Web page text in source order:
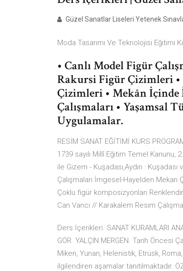
Güzel Sanatlar Liseleri Yetenek
Moda Tasarımı Ve Teknolojisi Eğitimi
• Canlı Model Figür
Rakursi Figür Çizimleri •
Çizimleri • Mekân İçinde
Çalışmaları • Yaşamsal
Uygulamalar.
RESİM SANAT EĞİTİMİ KURS
1739 sayılı Millî Eğitim Temel Kanunu,
ile Gizem - Kuşadası,Aydın :
Çalışmaları İmgesel-Hayelden Mekan
Çoklu figür komposizyonları
Can Vancı // Karakalem Resim
Ders İçerikleri. SANAT KURAMLARI
GÖR. YALÇIN MERGEN. Tarih Öncesi
Miken, Yunan, Helenistik, Etrüsk,
ilgilendiren aşamalar tanıtılmaktadır.